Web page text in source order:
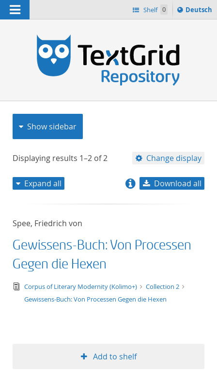
Navigation Shelf 0
Sprache
ï¿½ndern
Deutsch
Show sidebar
Displaying results 1–2 of2 Change display
title descending
format
Expand all Download all
Spee, Friedrich von
Gewissens-Buch: Von Processen
Gegen die Hexen
text/tg.edition+tg.aggregation+xml
Corpus of Literary Modernity (Kolimo+)
Collection 2
Gewissens-Buch: Von Processen Gegen die Hexen
Add to shelf